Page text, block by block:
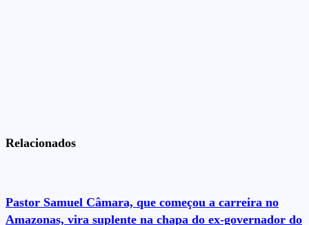
Relacionados
Pastor Samuel Câmara, que começou a carreira no
Amazonas, vira suplente na chapa do ex-governador do